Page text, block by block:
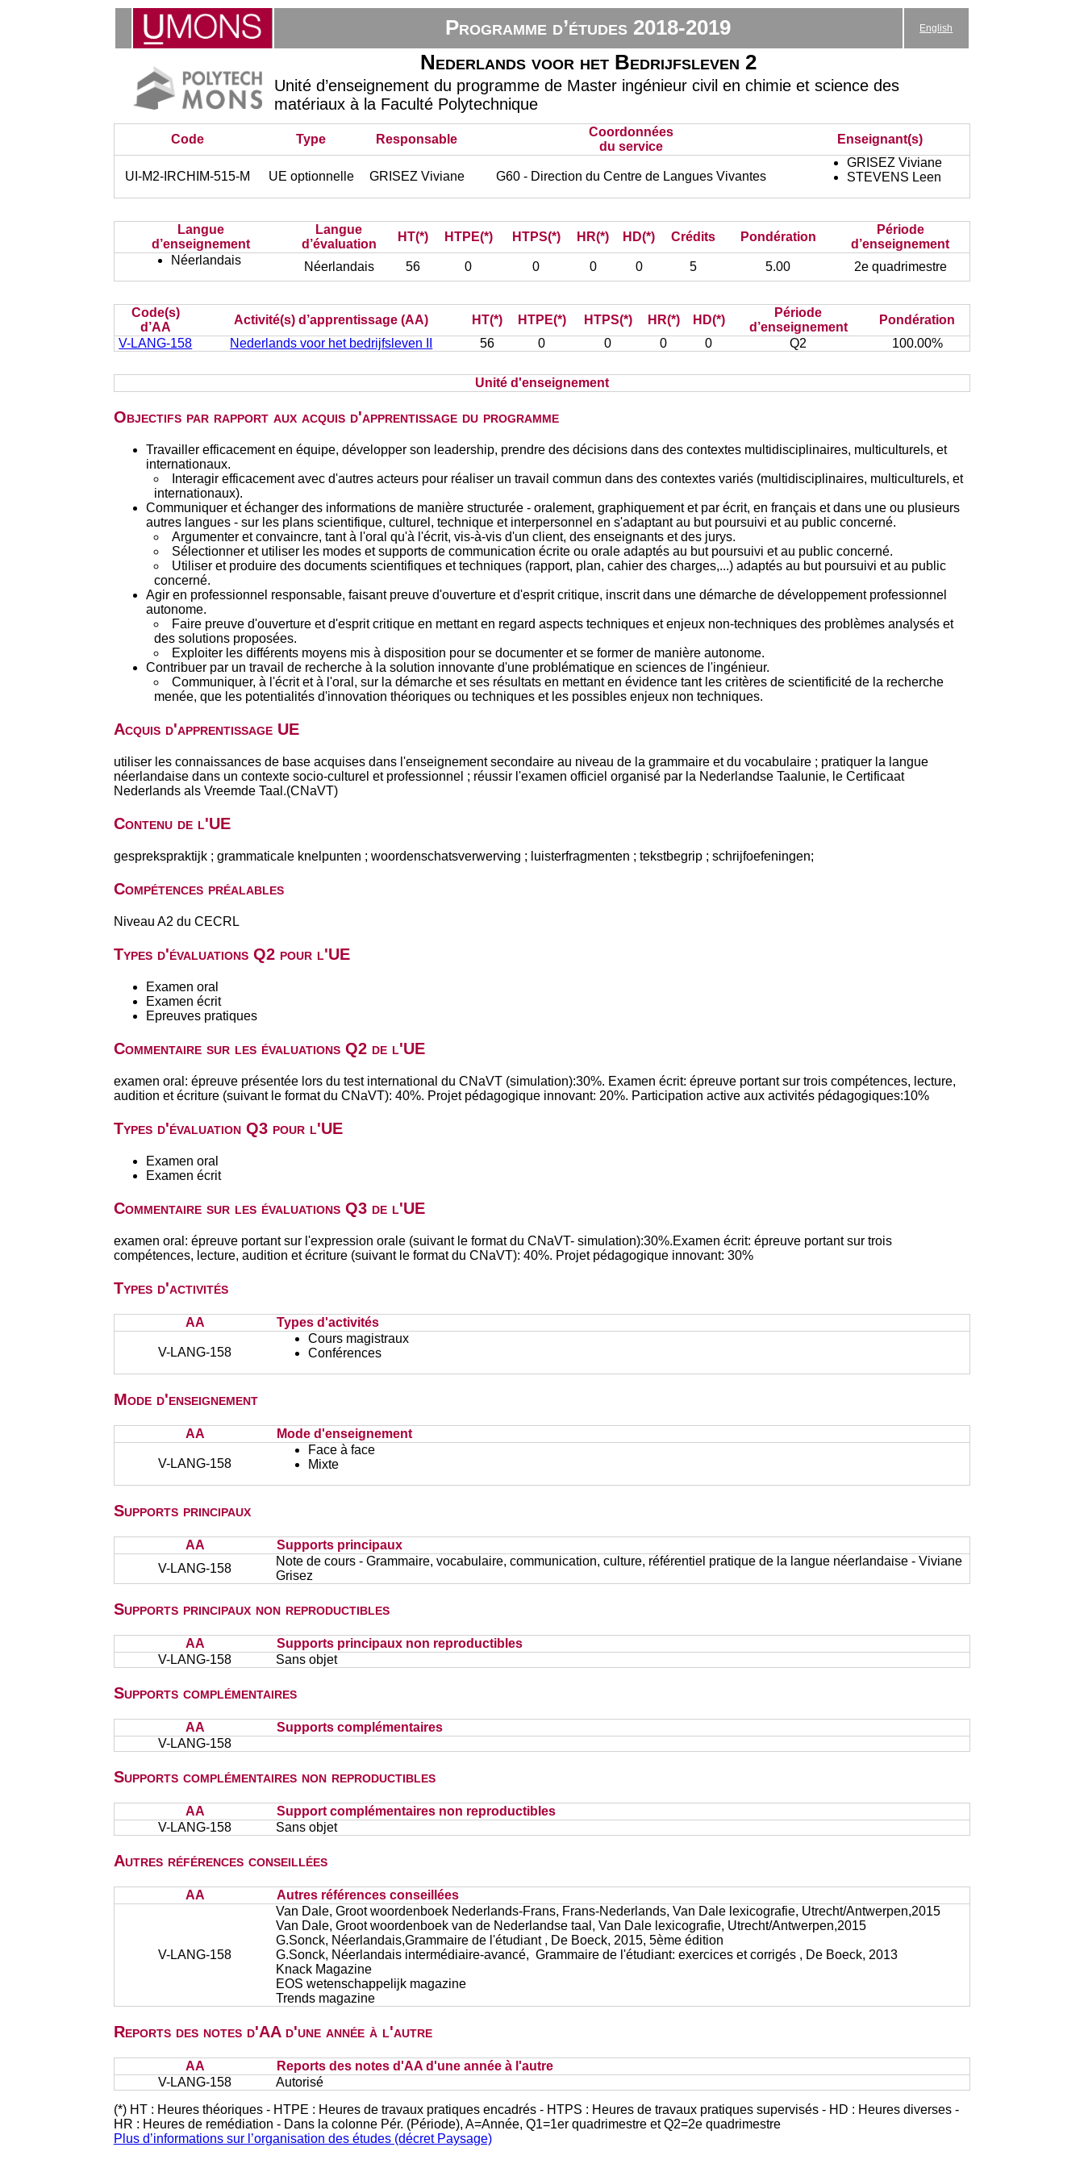
Programme d’études 2018-2019 English
Nederlands voor het Bedrijfsleven 2
Unité d’enseignement du programme de Master ingénieur civil en chimie et science des
matériaux à la Faculté Polytechnique
Code Type Responsable
Coordonnées
du service
Enseignant(s)
UI-M2-IRCHIM-515-M UE optionnelle GRISEZ Viviane G60 - Direction du Centre de Langues Vivantes
GRISEZ Viviane
STEVENS Leen
Langue
d’enseignement
Langue
d’évaluation
HT(*) HTPE(*) HTPS(*) HR(*) HD(*) Crédits Pondération
Période
d’enseignement
Néerlandais
Néerlandais 56 0 0 0 0 5 5.00 2e quadrimestre
Code(s)
d’AA
Activité(s) d’apprentissage (AA) HT(*) HTPE(*) HTPS(*) HR(*) HD(*)
Période
d’enseignement
Pondération
V-LANG-158
Nederlands voor het bedrijfsleven II 56 0 0 0 0 Q2 100.00%
Unité d'enseignement
Objectifs par rapport aux acquis d'apprentissage du programme
Travailler efficacement en équipe, développer son leadership, prendre des décisions dans des contextes multidisciplinaires, multiculturels, et
internationaux.
Interagir efficacement avec d'autres acteurs pour réaliser un travail commun dans des contextes variés (multidisciplinaires, multiculturels, et
internationaux).
Communiquer et échanger des informations de manière structurée - oralement, graphiquement et par écrit, en français et dans une ou plusieurs
autres langues - sur les plans scientifique, culturel, technique et interpersonnel en s'adaptant au but poursuivi et au public concerné.
Argumenter et convaincre, tant à l'oral qu'à l'écrit, vis-à-vis d'un client, des enseignants et des jurys.
Sélectionner et utiliser les modes et supports de communication écrite ou orale adaptés au but poursuivi et au public concerné.
Utiliser et produire des documents scientifiques et techniques (rapport, plan, cahier des charges,...) adaptés au but poursuivi et au public
concerné.
Agir en professionnel responsable, faisant preuve d'ouverture et d'esprit critique, inscrit dans une démarche de développement professionnel
autonome.
Faire preuve d'ouverture et d'esprit critique en mettant en regard aspects techniques et enjeux non-techniques des problèmes analysés et
des solutions proposées.
Exploiter les différents moyens mis à disposition pour se documenter et se former de manière autonome.
Contribuer par un travail de recherche à la solution innovante d'une problématique en sciences de l'ingénieur.
Communiquer, à l'écrit et à l'oral, sur la démarche et ses résultats en mettant en évidence tant les critères de scientificité de la recherche
menée, que les potentialités d'innovation théoriques ou techniques et les possibles enjeux non techniques.
Acquis d'apprentissage UE
utiliser les connaissances de base acquises dans l'enseignement secondaire au niveau de la grammaire et du vocabulaire ; pratiquer la langue
néerlandaise dans un contexte socio-culturel et professionnel ; réussir l'examen officiel organisé par la Nederlandse Taalunie, le Certificaat
Nederlands als Vreemde Taal.(CNaVT)
Contenu de l'UE
gesprekspraktijk ; grammaticale knelpunten ; woordenschatsverwerving ; luisterfragmenten ; tekstbegrip ; schrijfoefeningen;
Compétences préalables
Niveau A2 du CECRL
Types d'évaluations Q2 pour l'UE
Examen oral
Examen écrit
Epreuves pratiques
Commentaire sur les évaluations Q2 de l'UE
examen oral: épreuve présentée lors du test international du CNaVT (simulation):30%. Examen écrit: épreuve portant sur trois compétences, lecture,
audition et écriture (suivant le format du CNaVT): 40%. Projet pédagogique innovant: 20%. Participation active aux activités pédagogiques:10%
Types d'évaluation Q3 pour l'UE
Examen oral
Examen écrit
Commentaire sur les évaluations Q3 de l'UE
examen oral: épreuve portant sur l'expression orale (suivant le format du CNaVT- simulation):30%.Examen écrit: épreuve portant sur trois
compétences, lecture, audition et écriture (suivant le format du CNaVT): 40%. Projet pédagogique innovant: 30%
Types d'activités
AA Types d'activités
V-LANG-158
Cours magistraux
Conférences
Mode d'enseignement
AA Mode d'enseignement
V-LANG-158
Face à face
Mixte
Supports principaux
AA
Supports principaux
V-LANG-158
Note de cours - Grammaire, vocabulaire, communication, culture, référentiel pratique de la langue néerlandaise - Viviane
Grisez
Supports principaux non reproductibles
AA
Supports principaux non reproductibles
V-LANG-158
Sans objet
Supports complémentaires
AA
Supports complémentaires
V-LANG-158
Supports complémentaires non reproductibles
AA
Support complémentaires non reproductibles
V-LANG-158
Sans objet
Autres références conseillées
AA Autres références conseillées
V-LANG-158
Van Dale, Groot woordenboek Nederlands-Frans, Frans-Nederlands, Van Dale lexicografie, Utrecht/Antwerpen,2015
Van Dale, Groot woordenboek van de Nederlandse taal, Van Dale lexicografie, Utrecht/Antwerpen,2015
G.Sonck, Néerlandais,Grammaire de l'étudiant , De Boeck, 2015, 5ème édition
G.Sonck, Néerlandais intermédiaire-avancé, Grammaire de l'étudiant: exercices et corrigés , De Boeck, 2013
Knack Magazine
EOS wetenschappelijk magazine
Trends magazine
Reports des notes d'AA d'une année à l'autre
AA
Reports des notes d'AA d'une année à l'autre
V-LANG-158
Autorisé
(*) HT : Heures théoriques - HTPE : Heures de travaux pratiques encadrés - HTPS : Heures de travaux pratiques supervisés - HD : Heures diverses -
HR : Heures de remédiation - Dans la colonne Pér. (Période), A=Année, Q1=1er quadrimestre et Q2=2e quadrimestre
Plus d’informations sur l’organisation des études (décret Paysage)